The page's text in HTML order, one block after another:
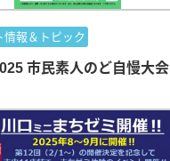
情報＆トピック
市民素人のど自慢大会